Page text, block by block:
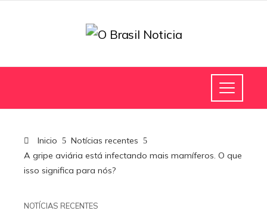
Inicio
Notícias recentes
A gripe aviária está infectando mais mamíferos. O que
isso significa para nós?
NOTÍCIAS RECENTES